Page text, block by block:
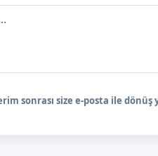
sonrası size e-posta ile dönüş